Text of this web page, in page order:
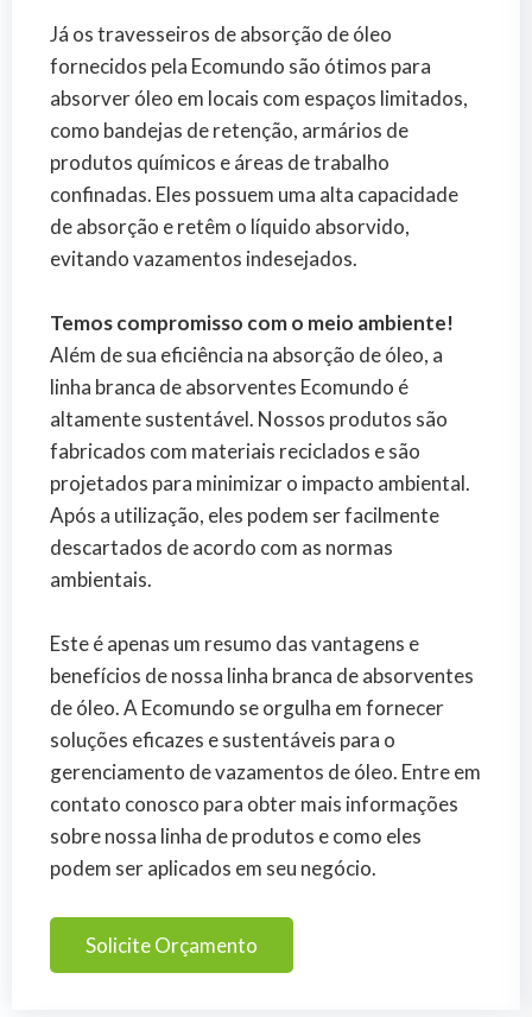
Já os travesseiros de absorção de óleo
fornecidos pela Ecomundo são ótimos para
absorver óleo em locais com espaços limitados,
como bandejas de retenção, armários de
produtos químicos e áreas de trabalho
confinadas. Eles possuem uma alta capacidade
de absorção e retêm o líquido absorvido,
evitando vazamentos indesejados.
Temos compromisso com o meio ambiente!
Além de sua eficiência na absorção de óleo, a
linha branca de absorventes Ecomundo é
altamente sustentável. Nossos produtos são
fabricados com materiais reciclados e são
projetados para minimizar o impacto ambiental.
Após a utilização, eles podem ser facilmente
descartados de acordo com as normas
ambientais.
Este é apenas um resumo das vantagens e
benefícios de nossa linha branca de absorventes
de óleo. A Ecomundo se orgulha em fornecer
soluções eficazes e sustentáveis para o
gerenciamento de vazamentos de óleo. Entre em
contato conosco para obter mais informações
sobre nossa linha de produtos e como eles
podem ser aplicados em seu negócio.
Solicite Orçamento